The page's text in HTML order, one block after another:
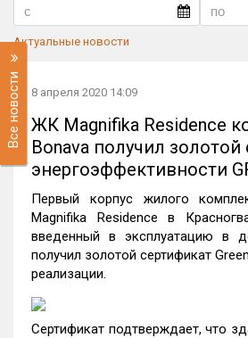
Актуальные новости
Все новости 8 апреля 2020 14:09
ЖК Magnifika Residence
Bonava получил золотой
энергоэффективности
Первый корпус жилого
Magnifika Residence в
введенный в эксплуатацию в
получил золотой сертификат
реализации.
Сертификат подтверждает, что